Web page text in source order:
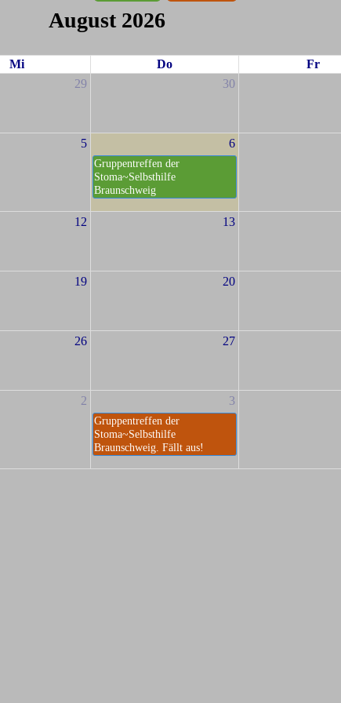
August 2026
Mi Do
Fr
29 30
5 6
Gruppentreffen der
Stoma~Selbsthilfe
Braunschweig
12 13
19 20
26 27
2 3
Gruppentreffen der
Stoma~Selbsthilfe
Braunschweig. Fällt aus!